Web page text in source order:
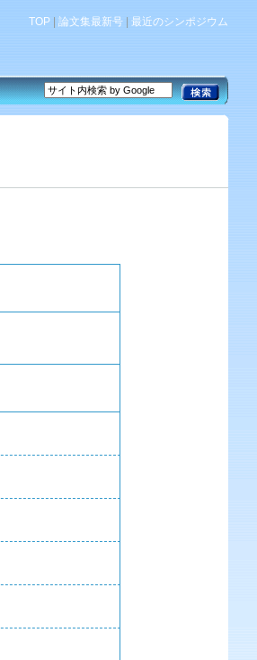
TOP| 論文集最新号| 最近のシンポジウム